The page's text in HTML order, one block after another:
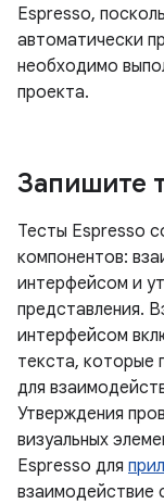
Espresso,
автоматически
необходимо
проекта.
Запишите
Тесты Espresso
компонентов:
интерфейсом и
представления.
интерфейсом
текста, которые
для
Утверждения
визуальных
Espresso для
взаимодействие